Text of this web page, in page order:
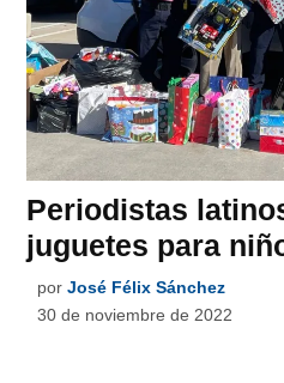
Periodistas
juguetes para
por José Félix Sánchez
30 de noviembre de 2022